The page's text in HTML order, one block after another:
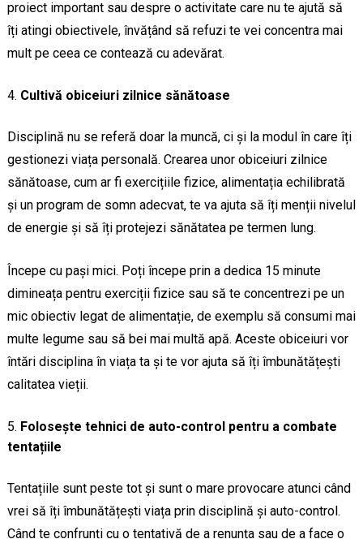
proiect important sau despre o activitate care nu te ajută să
îți atingi obiectivele, învățând să refuzi te vei concentra mai
mult pe ceea ce contează cu adevărat.
Cultivă obiceiuri zilnice sănătoase
Disciplină nu se referă doar la muncă, ci și la modul în care îți
gestionezi viața personală. Crearea unor obiceiuri zilnice
sănătoase, cum ar fi exercițiile fizice, alimentația echilibrată
și un program de somn adecvat, te va ajuta să îți menții nivelul
de energie și să îți protejezi sănătatea pe termen lung.
Începe cu pași mici. Poți începe prin a dedica 15 minute
dimineața pentru exerciții fizice sau să te concentrezi pe un
mic obiectiv legat de alimentație, de exemplu să consumi mai
multe legume sau să bei mai multă apă. Aceste obiceiuri vor
întări disciplina în viața ta și te vor ajuta să îți îmbunătățești
calitatea vieții.
Folosește tehnici de auto-control pentru a combate
tentațiile
Tentațiile sunt peste tot și sunt o mare provocare atunci când
vrei să îți îmbunătățești viața prin disciplină și auto-control.
Când te confrunți cu o tentativă de a renunța sau de a face o